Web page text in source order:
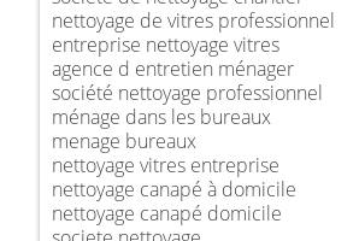
nettoyage de vitres professionnel
entreprise nettoyage vitres
agence d entretien ménager
société nettoyage professionnel
ménage dans les bureaux
menage bureaux
nettoyage vitres entreprise
nettoyage canapé à domicile
nettoyage canapé domicile